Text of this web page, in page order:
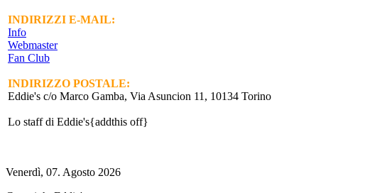
INDIRIZZI E-MAIL:
Info
Webmaster
Fan Club
INDIRIZZO POSTALE:
Eddie's c/o Marco Gamba, Via Asuncion 11, 10134 Torino
Lo staff di Eddie's{addthis off}
Venerdì, 07. Agosto 2026